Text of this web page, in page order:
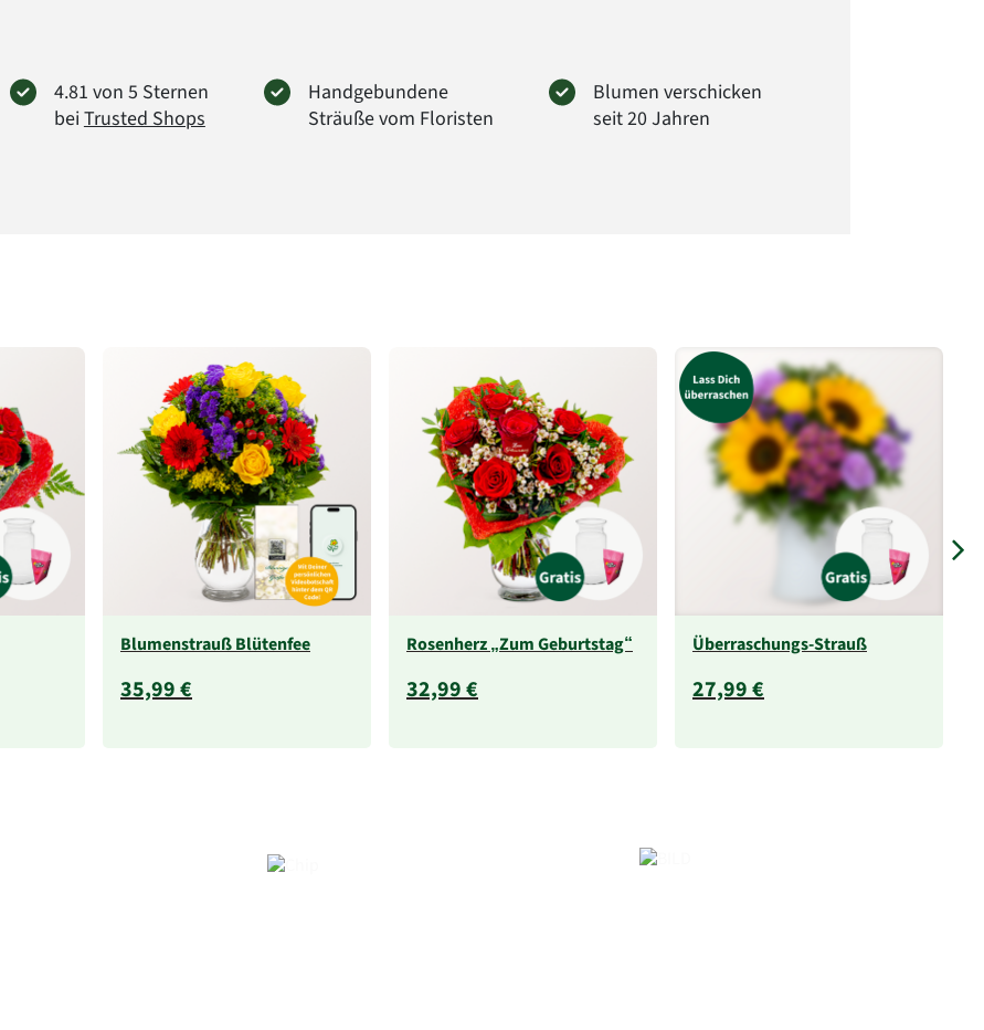
Art.-Nr.: 6661
4.81 von 5 Sternen
bei Trusted Shops
Handgebundene
Sträuße vom Floristen
Blumen verschicken
seit 20 Jahren
Blumenstrauß Blütenfee
35,99 €
Rosenherz „Zum Geburtstag“
32,99 €
Überraschungs-Strauß
27,99 €